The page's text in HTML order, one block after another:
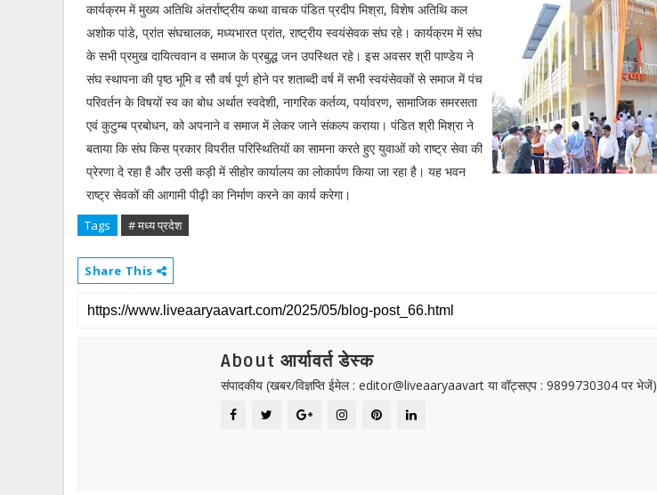
कार्यक्रम में मुख्य अतिथि अंतर्राष्ट्रीय कथा वाचक पंडित प्रदीप मिश्रा, विशेष अतिथि कल
अशोक पांडे, प्रांत संघचालक, मध्यभारत प्रांत, राष्ट्रीय स्वयंसेवक संघ रहे। कार्यक्रम में संघ
के सभी प्रमुख दायित्ववान व समाज के प्रबुद्ध जन उपस्थित रहे। इस अवसर श्री पाण्डेय ने
संघ स्थापना की पृष्ठ भूमि व सौ वर्ष पूर्ण होने पर शताब्दी वर्ष में सभी स्वयंसेवकों से समाज में पंच
परिवर्तन के विषयों स्व का बोध अर्थात स्वदेशी, नागरिक कर्तव्य, पर्यावरण, सामाजिक समरसता
एवं कुटुम्ब प्रबोधन, को अपनाने व समाज में लेकर जाने संकल्प कराया। पंडित श्री मिश्रा ने
बताया कि संघ किस प्रकार विपरीत परिस्थितियों का सामना करते हुए युवाओं को राष्ट्र सेवा की
प्रेरणा दे रहा है और उसी कड़ी में सीहोर कार्यालय का लोकार्पण किया जा रहा है। यह भवन
राष्ट्र सेवकों की आगामी पीढ़ी का निर्माण करने का कार्य करेगा।
Tags # मध्य प्रदेश
Share This
About आर्यावर्त डेस्क
संपादकीय (खबर/विज्ञप्ति ईमेल : editor@liveaaryaavart या वॉट्सएप : 9899730304 पर भेजें)